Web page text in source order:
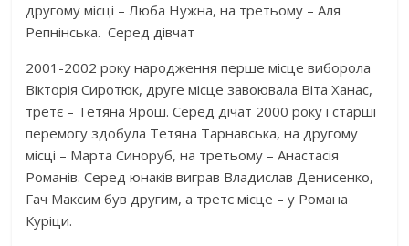
другому місці – Люба Нужна, на третьому – Аля
Репнінська. Серед дівчат
2001-2002 року народження перше місце виборола
Вікторія Сиротюк, друге місце завоювала Віта Ханас,
третє – Тетяна Ярош. Серед дічат 2000 року і старші
перемогу здобула Тетяна Тарнавська, на другому
місці – Марта Синоруб, на третьому – Анастасія
Романів. Серед юнаків виграв Владислав Денисенко,
Гач Максим був другим, а третє місце – у Романа
Куріци.